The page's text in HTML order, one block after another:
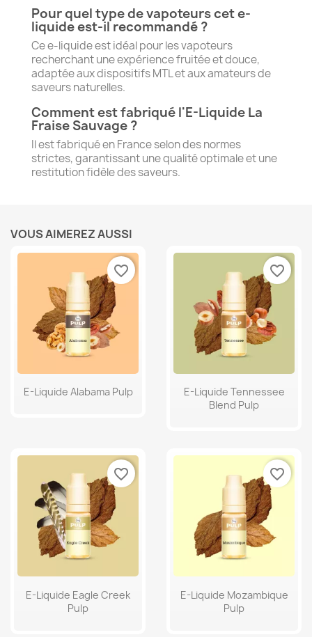
Pour quel type de vapoteurs cet e-
liquide est-il recommandé ?
Ce e-liquide est idéal pour les vapoteurs
recherchant une expérience fruitée et douce,
adaptée aux dispositifs MTL et aux amateurs de
saveurs naturelles.
Comment est fabriqué l'E-Liquide La
Fraise Sauvage ?
Il est fabriqué en France selon des normes
strictes, garantissant une qualité optimale et une
restitution fidèle des saveurs.
VOUS AIMEREZ AUSSI
E-Liquide Alabama Pulp
favorite_border
E-Liquide Tennessee
Blend Pulp
favorite_border
E-Liquide Eagle Creek
Pulp
favorite_border
E-Liquide Mozambique
Pulp
favorite_border